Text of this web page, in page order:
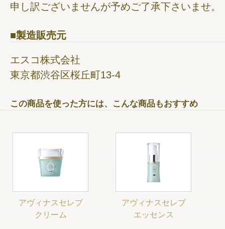
申し訳ございませんが予めご了承下さいませ。
■製造販売元
エスコ株式会社
東京都渋谷区桜丘町13-4
この商品を使った方には、こんな商品もおすすめ
アヴィナスセレブ
クリーム
アヴィナスセレブ
エッセンス